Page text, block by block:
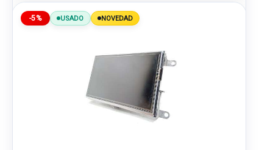
-5% USADO NOVEDAD